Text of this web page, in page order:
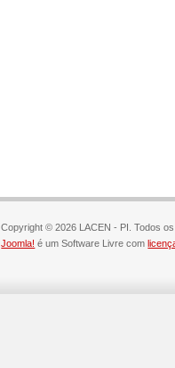
Copyright © 2026 LACEN - PI. Todos
Joomla! é um Software Livre com